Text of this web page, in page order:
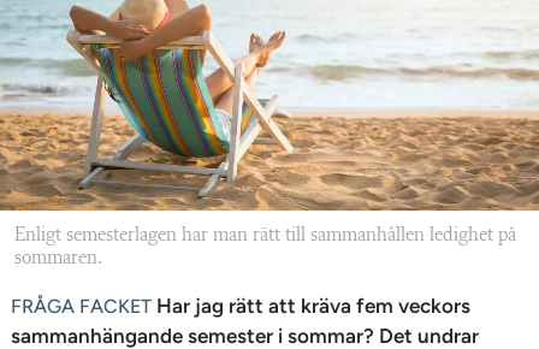
Enligt semesterlagen har man rätt till sammanhållen ledighet på
sommaren.
FRÅGA FACKET Har jag rätt att kräva fem veckors
sammanhängande semester i sommar? Det undrar